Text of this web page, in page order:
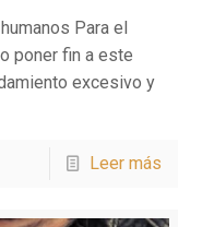
Para el
poner fin a este
excesivo y
Leer más